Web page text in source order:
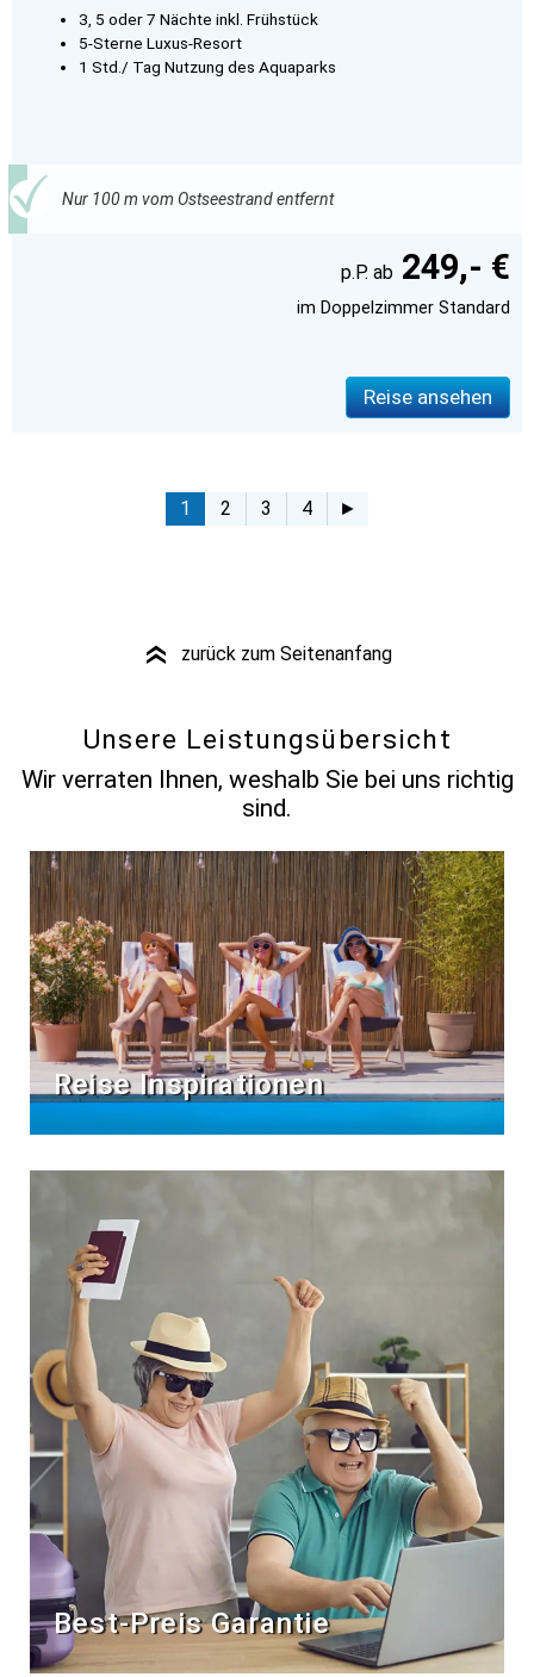
3, 5 oder 7 Nächte inkl. Frühstück
5-Sterne Luxus-Resort
1 Std./ Tag Nutzung des Aquaparks
Nur 100 m vom Ostseestrand entfernt
249,- €
im Doppelzimmer Standard
Reise ansehen
1 2 3 4 ►
» zurück zum Seitenanfang
Unsere Leistungsübersicht
Wir verraten Ihnen, weshalb Sie bei uns richtig
sind.
Reise Inspirationen
Best-Preis Garantie